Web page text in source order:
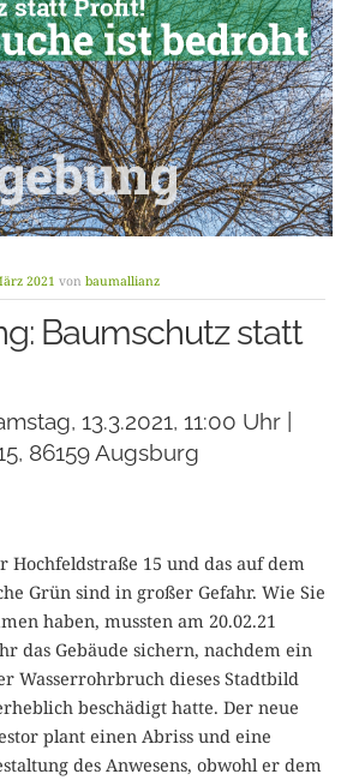
2021 von baumallianz
Baumschutz statt
13.3.2021, 11:00 Uhr |
86159 Augsburg
Hochfeldstraße 15 und das auf dem
Grün sind in großer Gefahr. Wie Sie
haben, mussten am 20.02.21
das Gebäude sichern, nachdem ein
Wasserrohrbruch dieses Stadtbild
beschädigt hatte. Der neue
plant einen Abriss und eine
des Anwesens, obwohl er dem